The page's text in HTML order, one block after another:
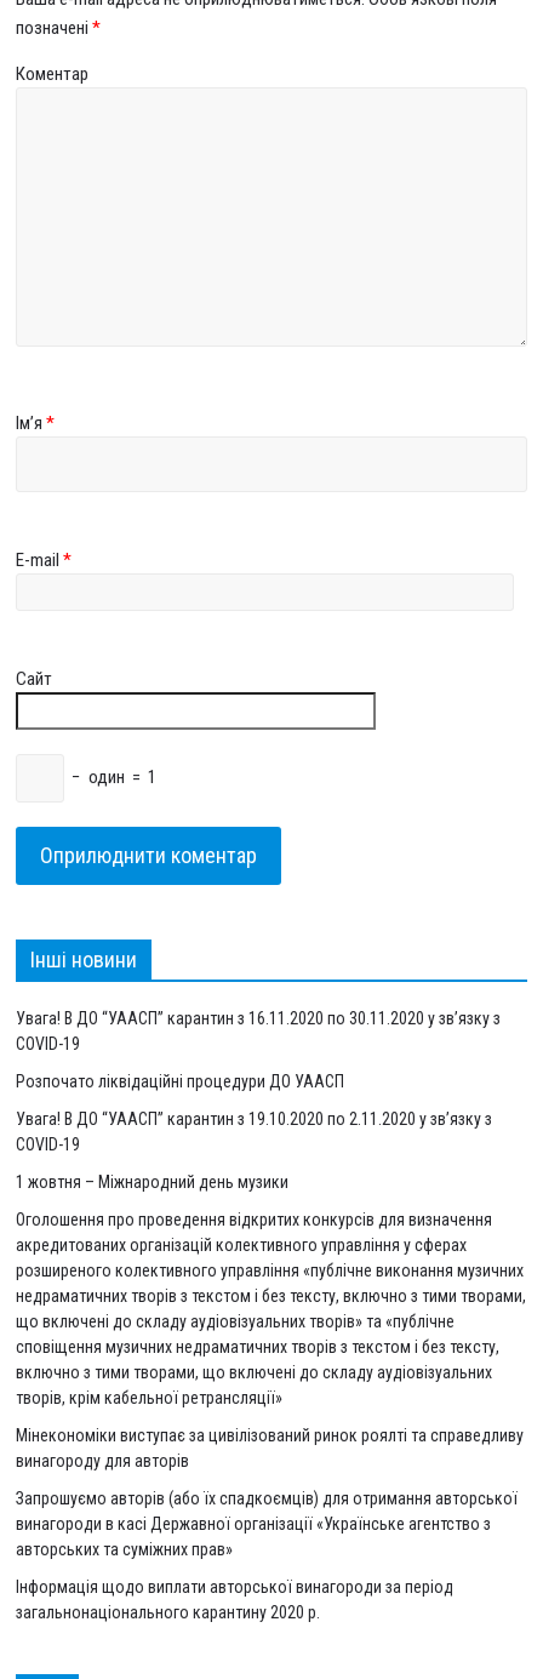
позначені*
Коментар
Ім’я*
E-mail*
Сайт
− один = 1
Інші новини
Увага! В ДО “УААСП” карантин з 16.11.2020 по 30.11.2020 у зв’язку з
COVID-19
Розпочато ліквідаційні процедури ДО УААСП
Увага! В ДО “УААСП” карантин з 19.10.2020 по 2.11.2020 у зв’язку з
COVID-19
1 жовтня – Міжнародний день музики
Оголошення про проведення відкритих конкурсів для визначення
акредитованих організацій колективного управління у сферах
розширеного колективного управління «публічне виконання музичних
недраматичних творів з текстом і без тексту, включно з тими творами,
що включені до складу аудіовізуальних творів» та «публічне
сповіщення музичних недраматичних творів з текстом і без тексту,
включно з тими творами, що включені до складу аудіовізуальних
творів, крім кабельної ретрансляції»
Мінекономіки виступає за цивілізований ринок роялті та справедливу
винагороду для авторів
Запрошуємо авторів (або їх спадкоємців) для отримання авторської
винагороди в касі Державної організації «Українське агентство з
авторських та суміжних прав»
Інформація щодо виплати авторської винагороди за період
загальнонаціонального карантину 2020 р.